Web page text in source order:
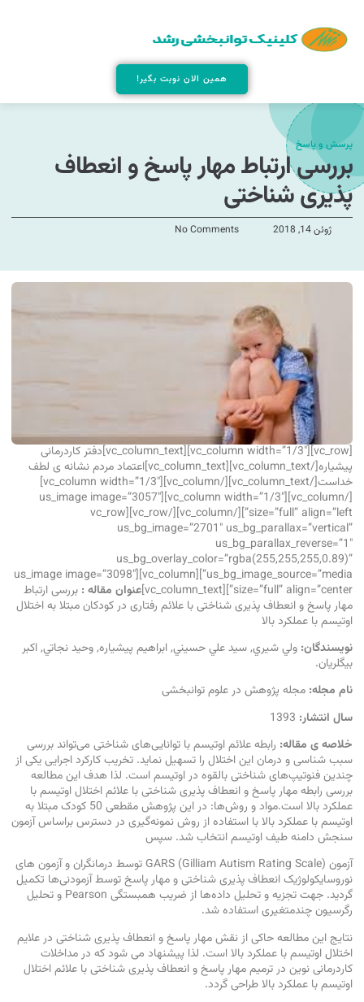
همین الان نوبت بگیر!
پرسش و پاسخ
بررسی ارتباط مهار پاسخ و انعطاف
پذیری شناختی
ژوئن 14, 2018 No Comments
[vc_row][vc_column width=”1/3″][vc_column_text]دفتر کاردرمانی
پیشیاره[/vc_column_text][vc_column_text]اعتماد مردم نشانه ی لطف
خداست[/vc_column_text][/vc_column][vc_column width=”1/3″]
[/vc_column][vc_column width=”1/3″][us_image image=”3057″
size=”full” align=”left”][/vc_column][/vc_row][vc_row
us_bg_image=”2701″ us_bg_parallax=”vertical”
us_bg_parallax_reverse=”1″
us_bg_overlay_color=”rgba(255,255,255,0.89)”
us_bg_image_source=”media”][vc_column][us_image image=”3098″
size=”full” align=”center”][vc_column_text]
عنوان مقاله : بررسی ارتباط
مهار پاسخ و انعطاف پذیری شناختی با علائم رفتاری در کودکان مبتلا به اختلال
اوتیسم با عملکرد بالا
نویسندگان: ولي شيري, سيد علي حسيني, ابراهيم پيشياره, وحيد نجاتي, اكبر
بيگلريان.
نام مجله: مجله پژوهش در علوم توانبخشی
سال انتشار:
خلاصه ی مقاله: رابطه علائم اوتیسم با توانایی‌های شناختی می‌تواند بررسی
سبب شناسی و درمان این اختلال را تسهیل نماید. تخریب کارکرد اجرایی یکی از
چندین فنوتیپ‌های شناختی بالقوه در اوتیسم است. لذا هدف این مطالعه
بررسی رابطه مهار پاسخ و انعطاف پذیری شناختی با علائم اختلال اوتیسم با
عملکرد بالا است.مواد و روش‌ها: در این پژوهش مقطعی 50 کودک مبتلا به
اوتیسم با عملکرد بالا با استفاده از روش نمونه‌گیری در دسترس براساس آزمون
سنجش دامنه طیف اوتیسم انتخاب شد. سپس
آزمون GARS (Gilliam Autism Rating Scale) توسط درمانگران و آزمون های
نوروسایکولوژیک انعطاف پذیری شناختی و مهار پاسخ توسط آزمودنی‌ها تکمیل
گردید. جهت تجزیه و تحلیل داده‌ها از ضریب همبستگی Pearson و تحلیل
رگرسیون چندمتغیری استفاده شد.
نتایج این مطالعه حاکی از نقش مهار پاسخ و انعطاف پذیری شناختی در علایم
اختلال اوتیسم با عملکرد بالا است. لذا پیشنهاد می شود که در مداخلات
کاردرمانی نوین در ترمیم مهار پاسخ و انعطاف پذیری شناختی با علائم اختلال
اوتیسم با عملکرد بالا طراحی گردد.